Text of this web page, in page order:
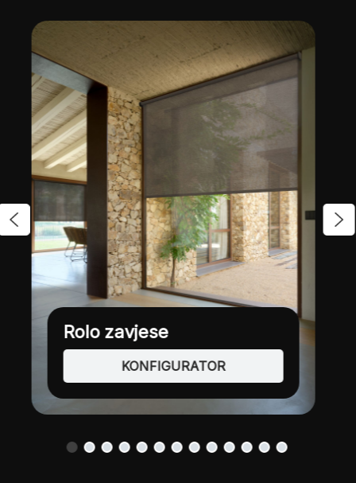
Duo rolo zavjese
KONFIGURATOR